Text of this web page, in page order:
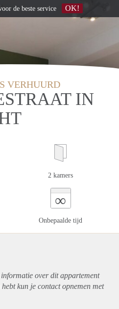
VERHUURD
IN
2 kamers
∞
Onbepaalde tijd
over ditappartement
kun je contact opnemen met
de beste service OK!